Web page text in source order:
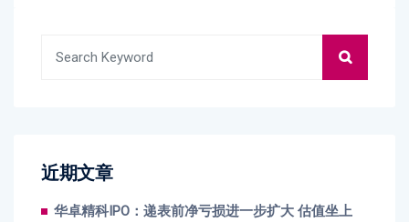
近期文章
华卓精科IPO：递表前净亏损进一步扩大 估值坐上